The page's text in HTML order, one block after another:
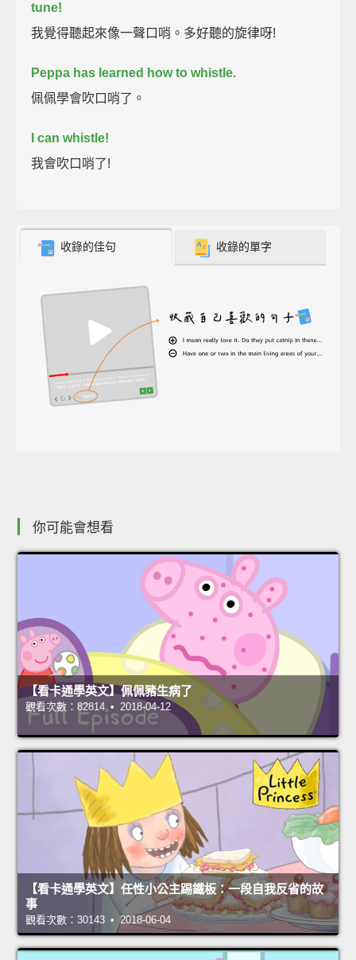
tune!
我覺得聽起來像一聲口哨。多好聽的旋律呀!
Peppa has learned how to whistle.
佩佩學會吹口哨了。
I can whistle!
我會吹口哨了!
收錄的佳句 收錄的單字
你可能會想看
【看卡通學英文】佩佩豬生病了
觀看次數：82814 • 2018-04-12
【看卡通學英文】任性小公主踢鐵板：一段自我反省的故
事
觀看次數：30143 • 2018-06-04